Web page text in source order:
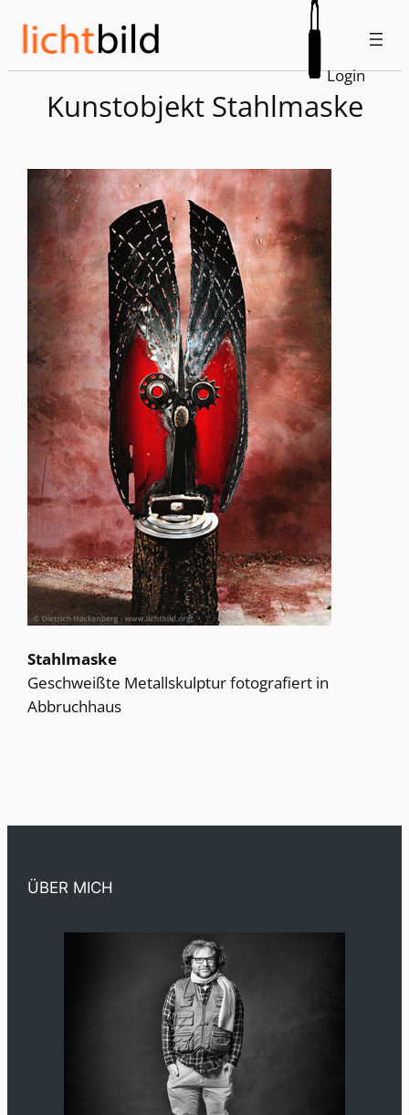
Inhalt
springen
Login
Kunstobjekt Stahlmaske
Stahlmaske
Geschweißte Metallskulptur fotografiert in
Abbruchhaus
ÜBER MICH